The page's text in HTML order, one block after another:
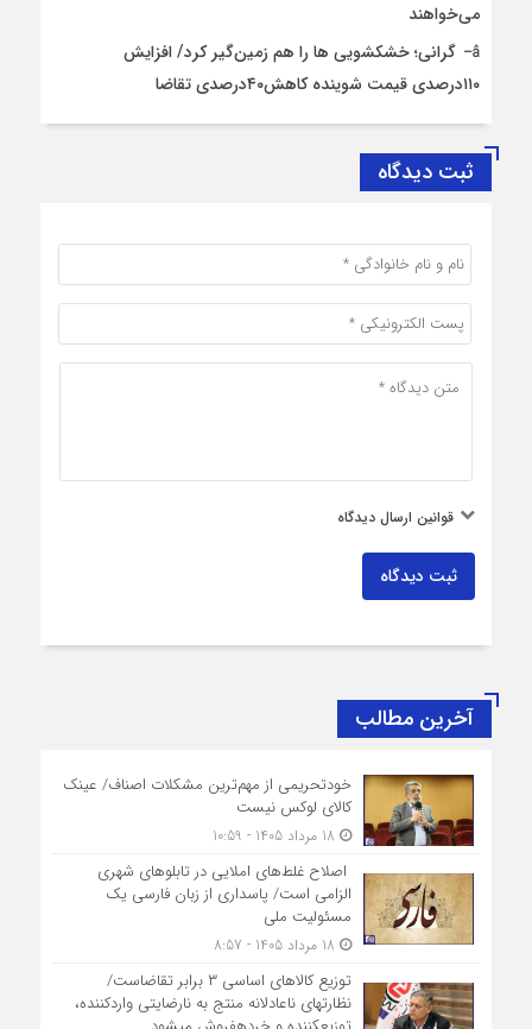
می‌خواهند
گرانی؛ خشکشویی‌ ها را هم زمین‌گیر کرد/ افزایش
۱۱۰درصدی قیمت شوینده کاهش۴۰درصدی تقاضا
ثبت دیدگاه
قوانین ارسال دیدگاه
ثبت دیدگاه
آخرین مطالب
خودتحریمی از مهم‌ترین مشکلات اصناف/ عینک
کالای لوکس نیست
اصلاح غلط‌های املایی در تابلوهای شهری
الزامی است/ پاسداری از زبان فارسی یک
مسئولیت ملی
توزیع کالاهای اساسی ۳ برابر تقاضاست/
نظارت‎های ناعادلانه منتج به نارضایتی واردکننده،